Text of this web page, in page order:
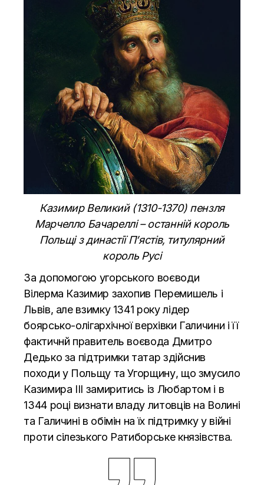
Казимир Великий (1310-1370) пензля
Марчелло Бачареллі – останній король
Польщі з династії П’ястів, титулярний
король Русі
За допомогою угорського воєводи
Вілерма Казимир захопив Перемишель і
Львів, але взимку 1341 року лідер
боярсько-олігархічної верхівки Галичини і її
фактичнй правитель воєвода Дмитро
Дедько за підтримки татар здійснив
походи у Польщу та Угорщину, що змусило
Казимира ІІІ замиритись із Любартом і в
1344 році визнати владу литовців на Волині
та Галичині в обімін на їх підтримку у війні
проти сілезького Ратиборське князівства.